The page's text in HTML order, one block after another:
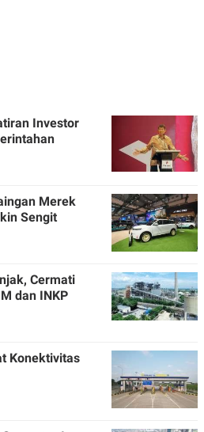
Investor
Merek
Sengit
Cermati
dan INKP
Konektivitas